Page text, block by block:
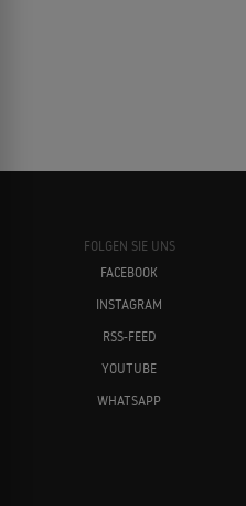
FOLGEN SIE UNS
FACEBOOK
INSTAGRAM
RSS-FEED
YOUTUBE
WHATSAPP